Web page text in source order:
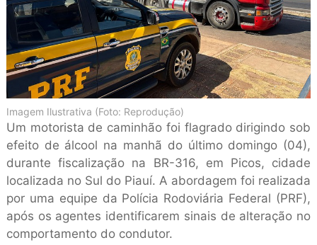
Imagem Ilustrativa (Foto: Reprodução)
Um motorista de caminhão foi flagrado dirigindo sob
efeito de álcool na manhã do último domingo (04),
durante fiscalização na BR-316, em Picos, cidade
localizada no Sul do Piauí. A abordagem foi realizada
por uma equipe da Polícia Rodoviária Federal (PRF),
após os agentes identificarem sinais de alteração no
comportamento do condutor.